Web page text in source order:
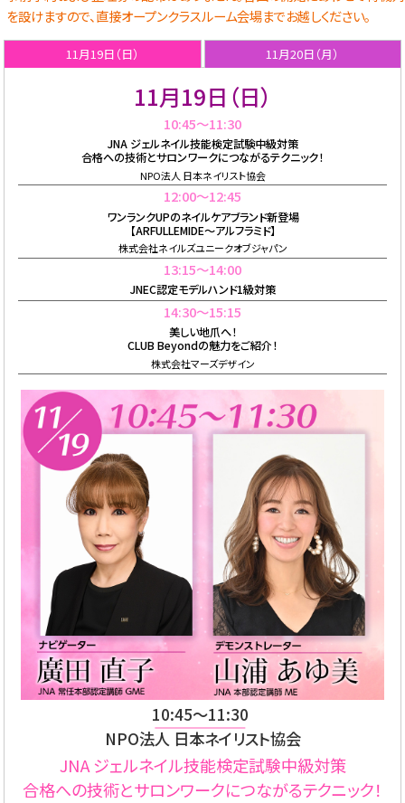
を設けますので、直接オープンクラスルーム会場までお越しください。
11月19日（日） 11月20日（月）
11月19日（日）
10:45〜11:30
JNA ジェルネイル技能検定試験中級対策
合格への技術とサロンワークにつながるテクニック！
NPO法人 日本ネイリスト協会
12:00〜12:45
ワンランクUPのネイルケアブランド新登場
【ARFULLEMIDE～アルフラミド】
株式会社ネイルズユニークオブジャパン
13:15〜14:00
JNEC認定モデルハンド1級対策
14:30〜15:15
美しい地爪へ！
CLUB Beyondの魅力をご紹介！
株式会社マーズデザイン
10:45〜11:30
NPO法人 日本ネイリスト協会
JNA ジェルネイル技能検定試験中級対策
合格への技術とサロンワークにつながるテクニック！